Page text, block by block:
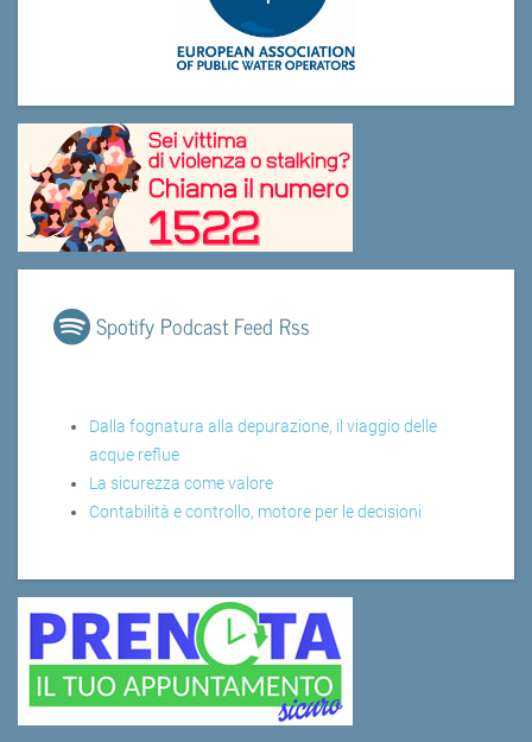
Spotify Podcast Feed Rss
Dalla fognatura alla depurazione, il viaggio delle
acque reflue
La sicurezza come valore
Contabilità e controllo, motore per le decisioni